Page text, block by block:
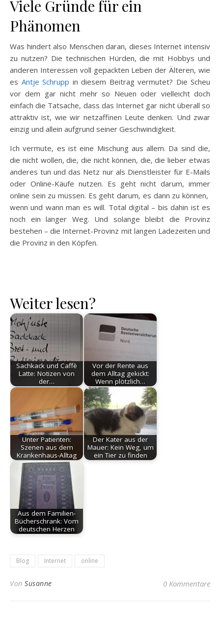
Viele Gründe für ein
Phänomen
Was hindert also Menschen daran, dieses Internet intensiv
zu nutzen? Die technischen Hürden, die mit Hobbys und
anderen Interessen voll gepackten Leben der Älteren, wie
es Antje Schrupp in diesem Beitrag vermutet? Die Scheu
vor dem gar nicht mehr so Neuen oder vielleicht doch
einfach die Tatsache, dass das Internet gar nicht überall so
attraktiv ist, wie wir netzaffinen Leute denken. Und zwar
einzig und allein aufgrund seiner Geschwindigkeit.
Ich vermute, es ist eine Mischung aus allem. Da sind die,
die nicht wollen, die, die nicht können, die, die lieber etwas
anderes tun und das Netz nur als Dienstleister für E-Mails
oder Online-Käufe nutzen. Es geht nicht darum, immer
online sein zu müssen. Es geht darum, es dann zu können,
wenn und wann man es will. Total digital – bis dahin ist es
noch ein langer Weg. Und solange bleibt die Provinz
bestehen – die Internet-Provinz mit langen Ladezeiten und
die Provinz in den Köpfen.
Weiter lesen?
Sachkack und Caffè
Latte: Notizen von
der…
Vor der Rente aus
dem Alltag gekickt:
Wenn plötzlich…
Unter Patienten:
Szenen aus dem
Krankenhaus-Alltag
Der Kater aus der
Mauer: Kein Weg, um
ein Tier zu finden
Aus dem Familien-
Bücherschrank: Vom
deutschen Herzen
Blog Internet online
Von Susanne 0 Kommentare